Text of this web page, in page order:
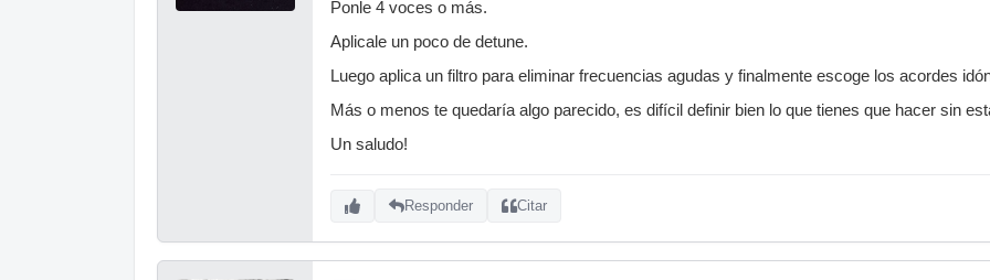
Ponle 4 voces o más.
Aplicale un poco de detune.
Luego aplica un filtro para eliminar frecuencias agudas y finalmente escoge los acordes
Más o menos te quedaría algo parecido, es difícil definir bien lo que tienes que hacer sin
Un saludo!
Responder Citar